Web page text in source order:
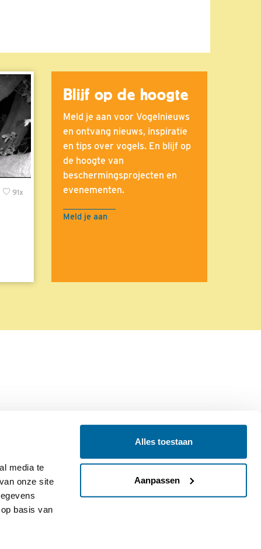
media te
onze site
basis van
Alles toestaan
Aanpassen
91x
Blijf op de hoogte
Meld je aan voor Vogelnieuws
en ontvang nieuws, inspiratie
en tips over vogels. En blijf op
de hoogte van
beschermingsprojecten en
evenementen.
Meld je aan
Colofon